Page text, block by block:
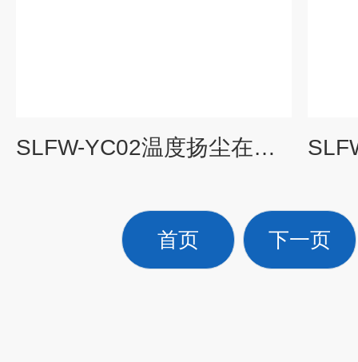
SLFW-YC02温度扬尘在线监测装置
首页 下一页